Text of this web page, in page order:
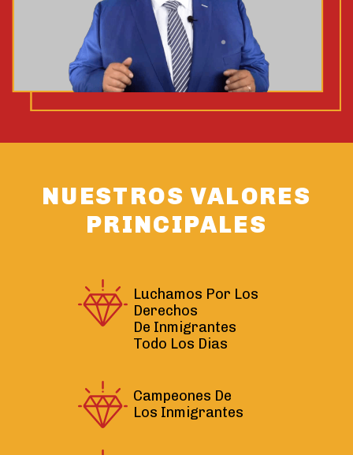
NUESTROS VALORES
PRINCIPALES
Luchamos Por Los
Derechos
De Inmigrantes
Todo Los Dias
Campeones De
Los Inmigrantes